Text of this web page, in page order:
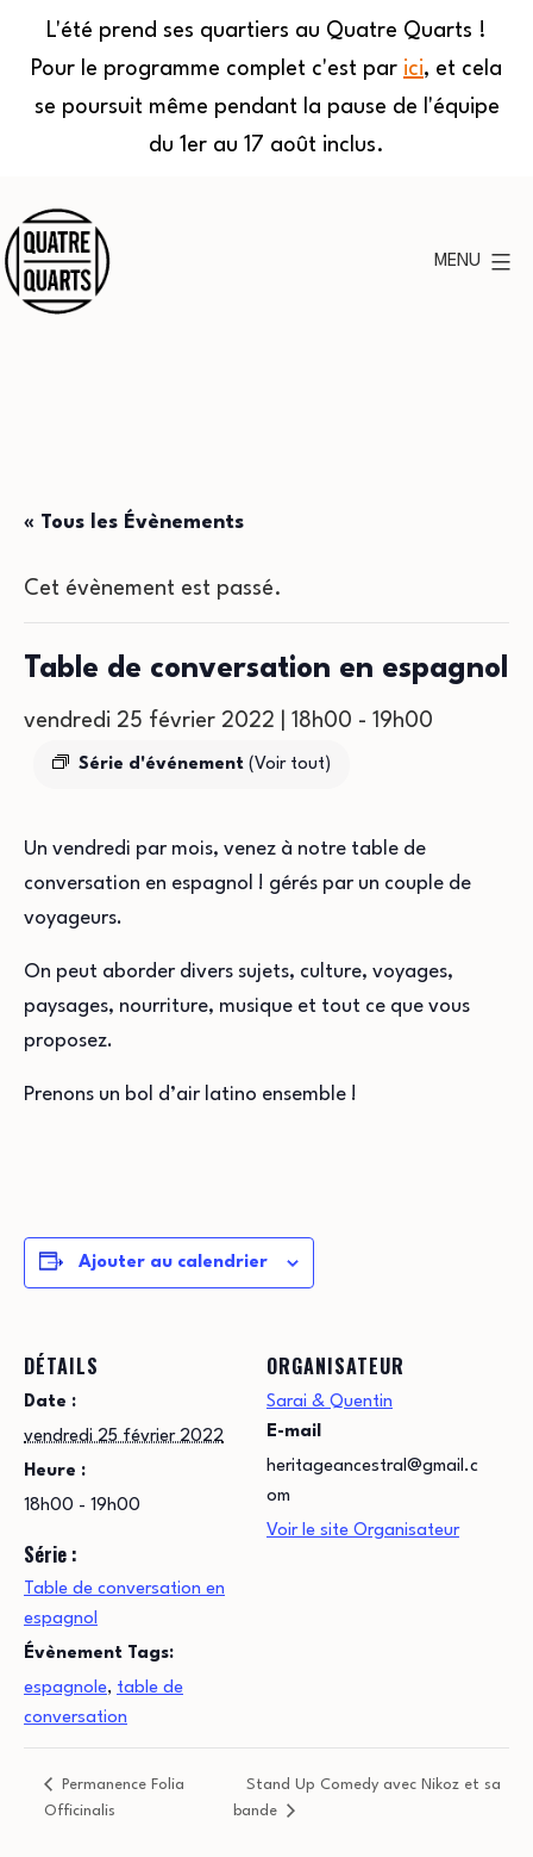
L'été prend ses quartiers au Quatre Quarts !
Pour le programme complet c'est par ici, et cela
se poursuit même pendant la pause de l'équipe
du 1er au 17 août inclus.
au
contenu
MENU
« Tous les Évènements
Cet évènement est passé.
Table de conversation en espagnol
vendredi 25 février 2022 | 18h00 - 19h00
Série d'événement (Voir tout)
Un vendredi par mois, venez à notre table de
conversation en espagnol ! gérés par un couple de
voyageurs.
On peut aborder divers sujets, culture, voyages,
paysages, nourriture, musique et tout ce que vous
proposez.
Prenons un bol d’air latino ensemble !
Ajouter au calendrier
DÉTAILS
Date :
vendredi 25 février 2022
Heure :
18h00 - 19h00
Série :
Table de conversation en
espagnol
Évènement Tags:
espagnole, table de
conversation
ORGANISATEUR
Sarai & Quentin
E-mail
heritageancestral@gmail.c
om
Voir le site Organisateur
Permanence Folia
Officinalis
Stand Up Comedy avec Nikoz et sa
bande